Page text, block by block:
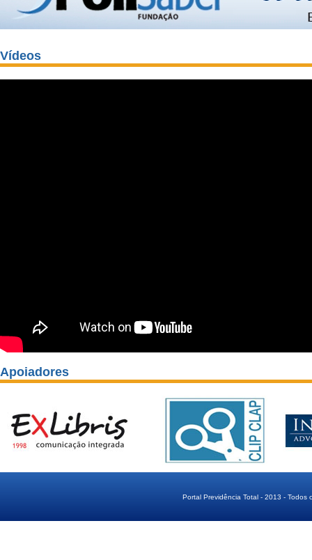
Vídeos
Apoiadores
Portal Previdência Total - 2013 - Todos